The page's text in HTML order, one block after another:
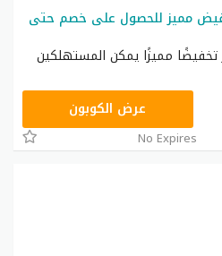
مميز للحصول على خصم حتى
مميزًا يمكن المستهلكين
عرض الكوبون
No Expires